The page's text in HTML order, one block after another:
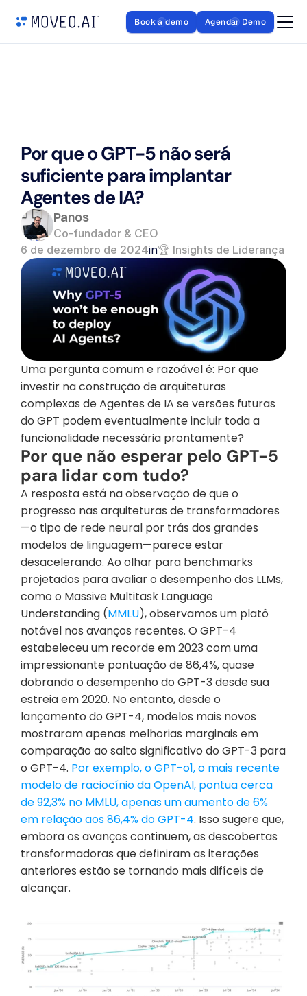
Book a demo Agendar Demo
Por que o GPT-5 não será
suficiente para implantar
Agentes de IA?
Panos
Co-fundador & CEO
6 de dezembro de 2024in🏆 Insights de Liderança
Uma pergunta comum e razoável é: Por que
investir na construção de arquiteturas
complexas de Agentes de IA se versões futuras
do GPT podem eventualmente incluir toda a
funcionalidade necessária prontamente?
Por que não esperar pelo GPT-5
para lidar com tudo?
A resposta está na observação de que o
progresso nas arquiteturas de transformadores
—o tipo de rede neural por trás dos grandes
modelos de linguagem—parece estar
desacelerando. Ao olhar para benchmarks
projetados para avaliar o desempenho dos LLMs,
como o Massive Multitask Language
Understanding (MMLU), observamos um platô
notável nos avanços recentes. O GPT-4
estabeleceu um recorde em 2023 com uma
impressionante pontuação de 86,4%, quase
dobrando o desempenho do GPT-3 desde sua
estreia em 2020. No entanto, desde o
lançamento do GPT-4, modelos mais novos
mostraram apenas melhorias marginais em
comparação ao salto significativo do GPT-3 para
o GPT-4. Por exemplo, o GPT-o1, o mais recente
modelo de raciocínio da OpenAI, pontua cerca
de 92,3% no MMLU, apenas um aumento de 6%
em relação aos 86,4% do GPT-4. Isso sugere que,
embora os avanços continuem, as descobertas
transformadoras que definiram as iterações
anteriores estão se tornando mais difíceis de
alcançar.